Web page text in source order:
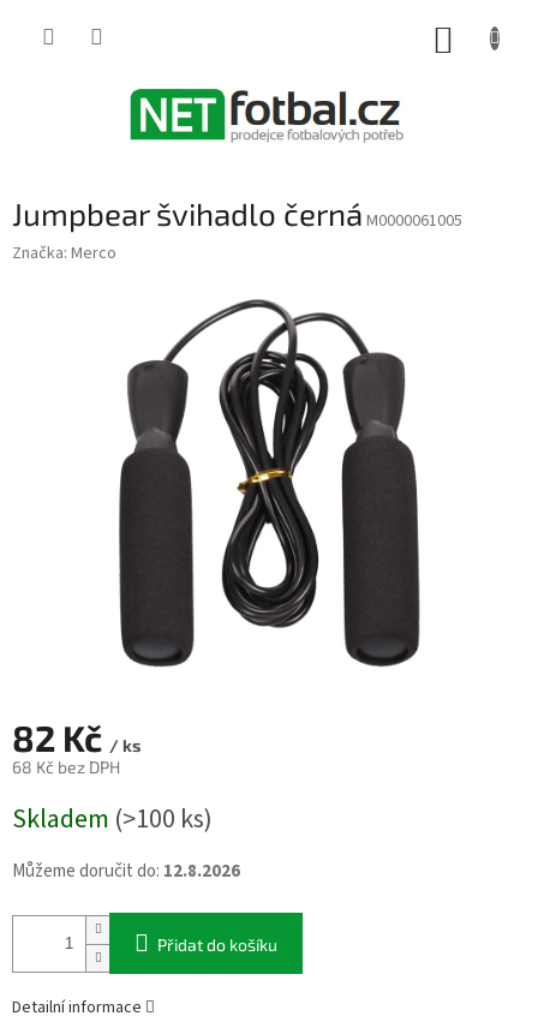
Jumpbear švihadlo černá M0000061005
Značka: Merco
82 Kč / ks
68 Kč bez DPH
cena:
Skladem (>100 ks)
Můžeme doručit do: 12.8.2026
Přidat do košíku
Detailní informace